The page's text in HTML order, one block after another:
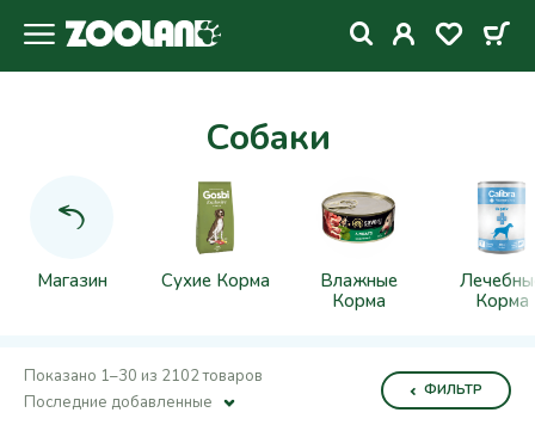
Собаки
Магазин Сухие Корма
Влажные
Корма
Корма
Показано 1–30 из 2102 товаров
Последние добавленные
ФИЛЬТР